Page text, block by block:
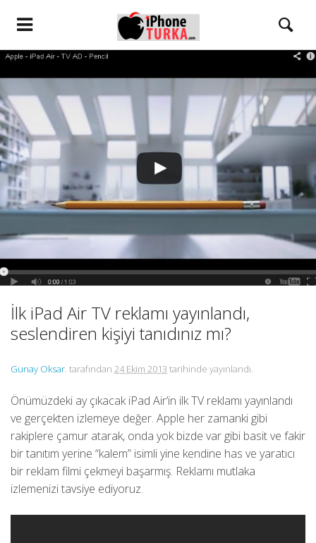
İlk iPad Air TV reklamı yayınlandı,
seslendiren kişiyi tanıdınız mı?
Gunay Oksar. tarafından 24 Ekim 2013 tarihinde yayınlandı.
Önümüzdeki ay çıkacak iPad Air’in ilk TV reklamı yayınlandı
ve gerçekten izlemeye değer. Apple her zamanki gibi
rakiplere çamur atarak, onda yok bizde var gibi basit ve fakir
bir tanıtım yerine “kalem” isimli yine kendine has ve yaratıcı
bir reklam filmi çekmeyi başarmış. Reklamı mutlaka
izlemenizi tavsiye ediyoruz.